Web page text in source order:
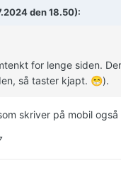
den 18.50):
for lenge siden.
så taster kjapt. 😁).
skriver på mobil